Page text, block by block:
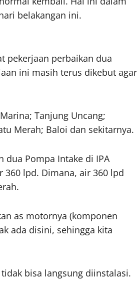
belakangan ini.
pekerjaan perbaikan dua
ini masih terus dikebut agar
Tanjung Uncang;
Merah; Baloi dan sekitarnya.
dua Pompa Intake di IPA
360 lpd. Dimana, air 360 lpd
as motornya (komponen
ada disini, sehingga kita
bisa langsung diinstalasi.